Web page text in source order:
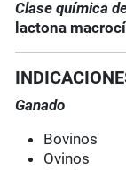
Clase química
lactona
Ganado
Bovinos
Ovinos